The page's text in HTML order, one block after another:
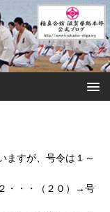
ますが、号令は１～
・・・（２０）→号